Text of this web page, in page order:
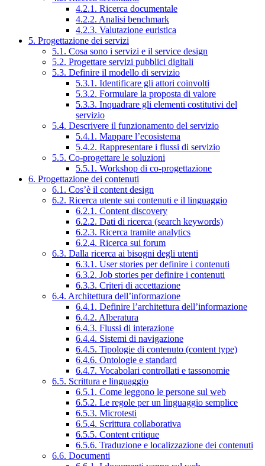
4.2.1. Ricerca documentale
4.2.2. Analisi benchmark
4.2.3. Valutazione euristica
5. Progettazione dei servizi
5.1. Cosa sono i servizi e il service design
5.2. Progettare servizi pubblici digitali
5.3. Definire il modello di servizio
5.3.1. Identificare gli attori coinvolti
5.3.2. Formulare la proposta di valore
5.3.3. Inquadrare gli elementi costitutivi del
servizio
5.4. Descrivere il funzionamento del servizio
5.4.1. Mappare l’ecosistema
5.4.2. Rappresentare i flussi di servizio
5.5. Co-progettare le soluzioni
5.5.1. Workshop di co-progettazione
6. Progettazione dei contenuti
6.1. Cos’è il content design
6.2. Ricerca utente sui contenuti e il linguaggio
6.2.1. Content discovery
6.2.2. Dati di ricerca (search keywords)
6.2.3. Ricerca tramite analytics
6.2.4. Ricerca sui forum
6.3. Dalla ricerca ai bisogni degli utenti
6.3.1. User stories per definire i contenuti
6.3.2. Job stories per definire i contenuti
6.3.3. Criteri di accettazione
6.4. Architettura dell’informazione
6.4.1. Definire l’architettura dell’informazione
6.4.2. Alberatura
6.4.3. Flussi di interazione
6.4.4. Sistemi di navigazione
6.4.5. Tipologie di contenuto (content type)
6.4.6. Ontologie e standard
6.4.7. Vocabolari controllati e tassonomie
6.5. Scrittura e linguaggio
6.5.1. Come leggono le persone sul web
6.5.2. Le regole per un linguaggio semplice
6.5.3. Microtesti
6.5.4. Scrittura collaborativa
6.5.5. Content critique
6.5.6. Traduzione e localizzazione dei contenuti
6.6. Documenti